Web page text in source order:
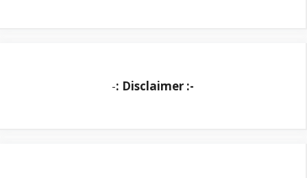
-: Disclaimer :-